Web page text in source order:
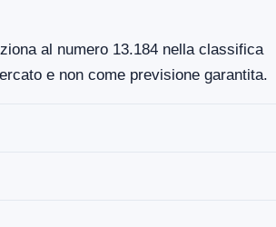
al numero 13.184 nella classifica
e non come previsione garantita.